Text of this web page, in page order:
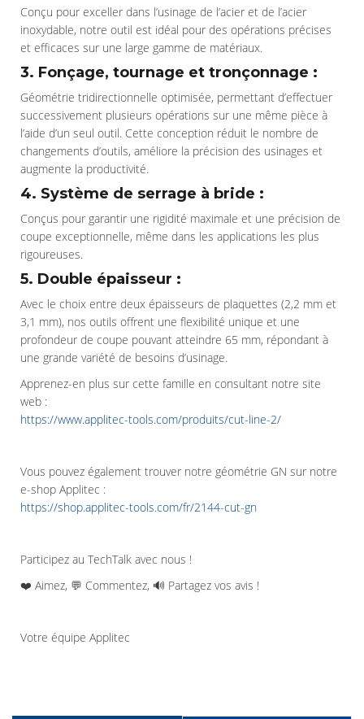
Conçu pour exceller dans l’usinage de l’acier et de l’acier
inoxydable, notre outil est idéal pour des opérations précises
et efficaces sur une large gamme de matériaux.
3. Fonçage, tournage et tronçonnage :
Géométrie tridirectionnelle optimisée, permettant d’effectuer
successivement plusieurs opérations sur une même pièce à
l’aide d’un seul outil. Cette conception réduit le nombre de
changements d’outils, améliore la précision des usinages et
augmente la productivité.
4. Système de serrage à bride :
Conçus pour garantir une rigidité maximale et une précision de
coupe exceptionnelle, même dans les applications les plus
rigoureuses.
5. Double épaisseur :
Avec le choix entre deux épaisseurs de plaquettes (2,2 mm et
3,1 mm), nos outils offrent une flexibilité unique et une
profondeur de coupe pouvant atteindre 65 mm, répondant à
une grande variété de besoins d’usinage.
Apprenez-en plus sur cette famille en consultant notre site
web :
https://www.applitec-tools.com/produits/cut-line-2/
Vous pouvez également trouver notre géométrie GN sur notre
e-shop Applitec :
https://shop.applitec-tools.com/fr/2144-cut-gn
Participez au TechTalk avec nous !
❤️ Aimez, 💬 Commentez, 🔊 Partagez vos avis !
Votre équipe Applitec